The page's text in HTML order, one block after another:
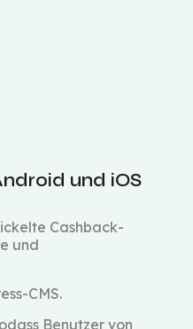
und iOS
Cashback-
und
CMS.
Benutzer von